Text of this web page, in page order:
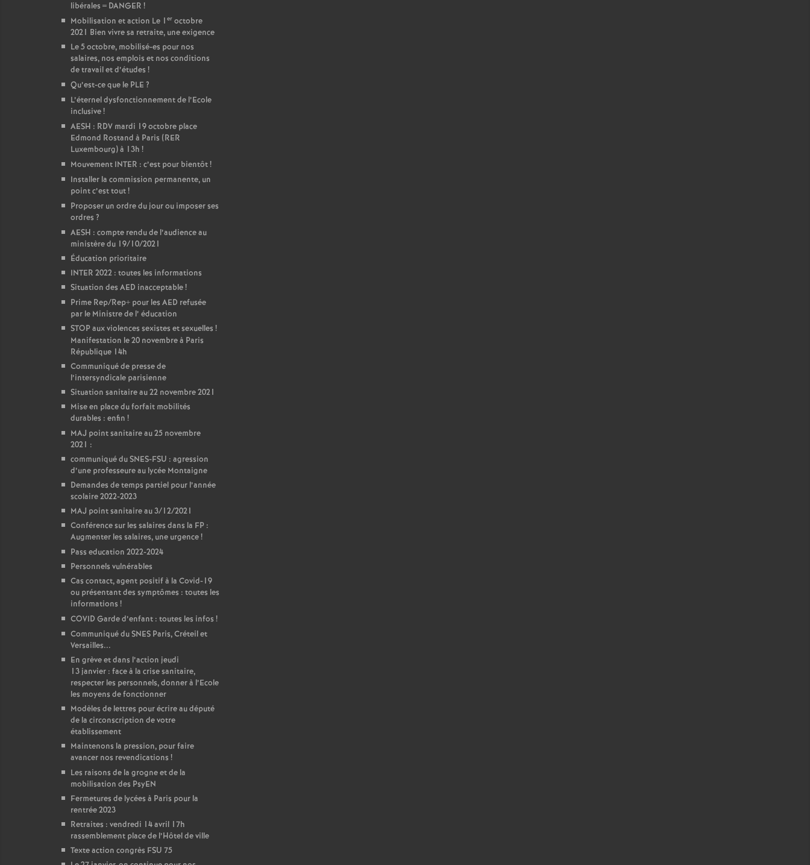
libérales = DANGER !
Mobilisation et action Le 1 er octobre
2021 Bien vivre sa retraite, une exigence
Le 5 octobre, mobilisé-es pour nos
salaires, nos emplois et nos conditions
de travail et d’études !
Qu’est-ce que le PLE ?
L’éternel dysfonctionnement de l’Ecole
inclusive!
AESH : RDV mardi 19 octobre place
Edmond Rostand à Paris (RER
Luxembourg) à 13h !
Mouvement INTER : c’est pour bientôt!
Installer la commission permanente, un
point c’est tout!
Proposer un ordre du jour ou imposer ses
ordres ?
AESH : compte rendu de l’audience au
ministère du 19/10/2021
Éducation prioritaire
INTER 2022 : toutes les informations
Situation des AED inacceptable!
Prime Rep/Rep+ pour les AED refusée
par le Ministre de l’ éducation
STOP aux violences sexistes et sexuelles !
Manifestation le 20 novembre à Paris
République 14h
Communiqué de presse de
l’intersyndicale parisienne
Situation sanitaire au 22 novembre 2021
Mise en place du forfait mobilités
durables : enfin !
MAJ point sanitaire au 25 novembre
2021 :
communiqué du SNES-FSU : agression
d’une professeure au lycée Montaigne
Demandes de temps partiel pour l’année
scolaire 2022-2023
MAJ point sanitaire au 3/12/2021
Conférence sur les salaires dans la FP :
Augmenter les salaires, une urgence!
Pass education 2022-2024
Personnels vulnérables
Cas contact, agent positif à la Covid-19
ou présentant des symptômes : toutes les
informations !
COVID Garde d’enfant : toutes les infos !
Communiqué du SNES Paris, Créteil et
Versailles...
En grève et dans l’action jeudi
13 janvier : face à la crise sanitaire,
respecter les personnels, donner à l’Ecole
les moyens de fonctionner
Modèles de lettres pour écrire au député
de la circonscription de votre
établissement
Maintenons la pression, pour faire
avancer nos revendications !
Les raisons de la grogne et de la
mobilisation des PsyEN
Fermetures de lycées à Paris pour la
rentrée 2023
Retraites : vendredi 14 avril 17h
rassemblement place de l’Hôtel de ville
Texte action congrès FSU 75